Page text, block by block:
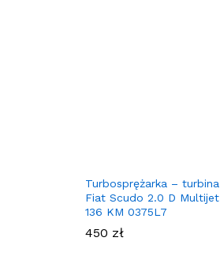
Turbosprężarka – turbina
Fiat Scudo 2.0 D Multijet
136 KM 0375L7
450 zł